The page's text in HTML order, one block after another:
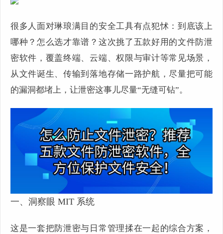
很多人面对琳琅满目的安全工具有点犯怵：到底该上
哪种？怎么选才靠谱？这次挑了五款好用的文件防泄
密软件，覆盖终端、云端、权限与审计等常见场景，
从文件诞生、传输到落地存储一路护航，尽量把可能
的漏洞都堵上，让泄密这事儿尽量“无缝可钻”。
一、洞察眼 MIT 系统
这是一套把防泄密与日常管理揉在一起的综合方案，